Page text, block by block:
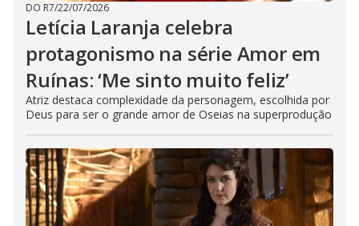
DO R7/22/07/2026
Letícia Laranja celebra
protagonismo na série Amor em
Ruínas: ‘Me sinto muito feliz’
Atriz destaca complexidade da personagem, escolhida por
Deus para ser o grande amor de Oseias na superprodução